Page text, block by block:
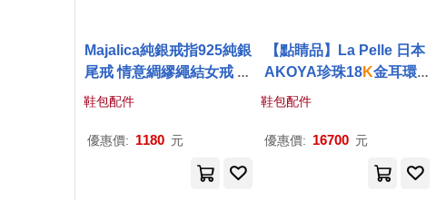
Majalica純銀戒指925純銀
尾戒 情意綢繆繩結女戒 指
尖舞動系列 PR21011 4 玫
鞋包配件
優惠價: 1180 元
【點睛品】La Pelle 日本
AKOYA珍珠18K金耳環_
一對(6.5mm)
鞋包配件
優惠價: 16700 元